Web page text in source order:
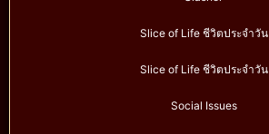
Slice of Life ชีวิตประจำวัน
Slice of Life ชีวิตประจำวัน
Social Issues